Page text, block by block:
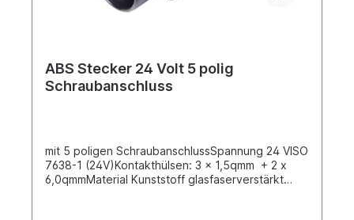
ABS Stecker 24 Volt 5 polig
Schraubanschluss
mit 5 poligen SchraubanschlussSpannung 24 VISO
7638-1 (24V)Kontakthülsen: 3 x 1,5qmm + 2 x
6,0qmmMaterial Kunststoff glasfaserverstärkt